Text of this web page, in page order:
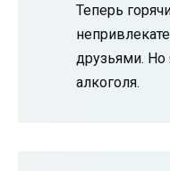
Теперь
друзьями.
алкоголя.